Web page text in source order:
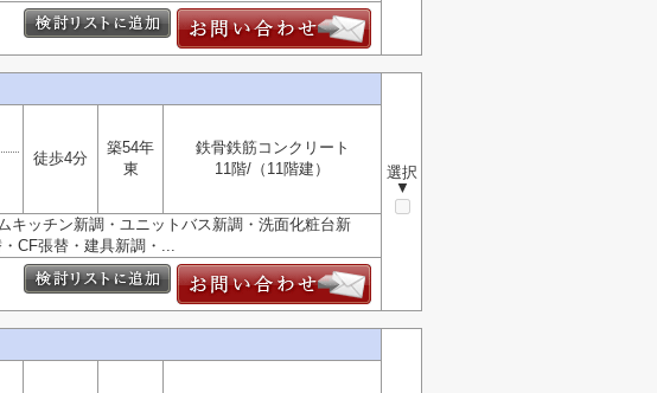
選択
▼
徒歩4分
築54年
東
鉄骨鉄筋コンクリート
11階/（11階建）
チン新調・ユニットバス新調・洗面化粧台新
CF張替・建具新調・...